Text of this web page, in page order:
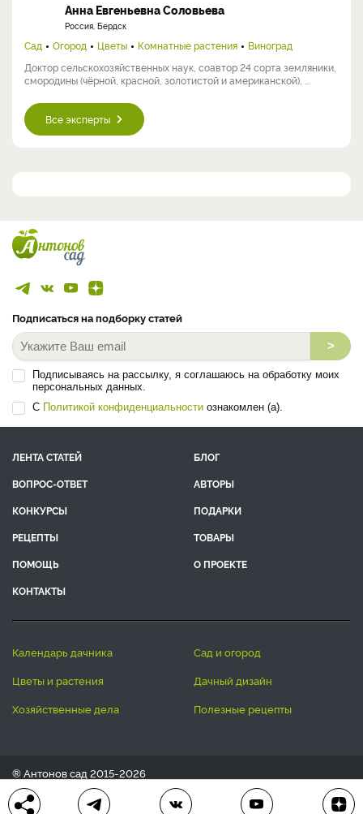
Анна Евгеньевна Соловьева
Россия, Бердск
Сад Огород Цветы Комнатные растения
Виноград
Доктор сельскохозяйственных наук, соавтор 24 сорта земляники,
смородины (чёрной, красной, золотистой и американской), ...
Все эксперты
Подписаться на подборку статей
>
Подписываясь на рассылку, я соглашаюсь на обработку моих
персональных данных.
С Политикой конфиденциальности ознакомлен (а).
ЛЕНТА СТАТЕЙ
БЛОГ
ВОПРОС-ОТВЕТ
АВТОРЫ
КОНКУРСЫ
ПОДАРКИ
РЕЦЕПТЫ
ТОВАРЫ
ПОМОЩЬ
О ПРОЕКТЕ
КОНТАКТЫ
календарь дачника
сад и огород
цветы и растения
дачный дизайн
хозяйственные дела
полезные рецепты
® Антонов сад 2015-2026
Политика конфиденциальности